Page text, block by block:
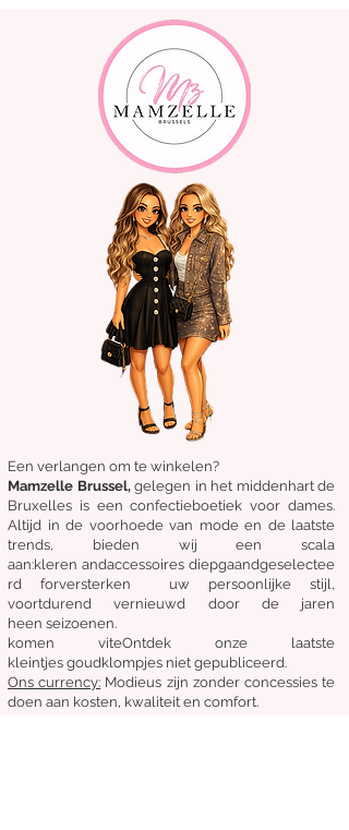
Een verlangen om te winkelen?
Mamzelle Brussel, gelegen in het middenhartde
Bruxelles is een confectieboetiek voor dames.
Altijd in de voorhoede van mode en de laatste
trends, bieden wij een scala
aan:kleren andaccessoires diepgaandgeselectee
rd forversterken uw persoonlijke stijl,
voortdurend vernieuwd door de jaren
heen seizoenen.
komen viteOntdek onze laatste
kleintjes goudklompjes niet gepubliceerd.
Ons currency: Modieus zijn zonder concessies te
doen aan kosten, kwaliteit en comfort.